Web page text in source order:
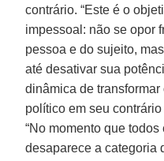
contrário. “Este é o
impessoal: não se opor
pessoa e do sujeito,
até desativar sua
dinâmica de
político em seu
“No momento que
desaparece a categoria